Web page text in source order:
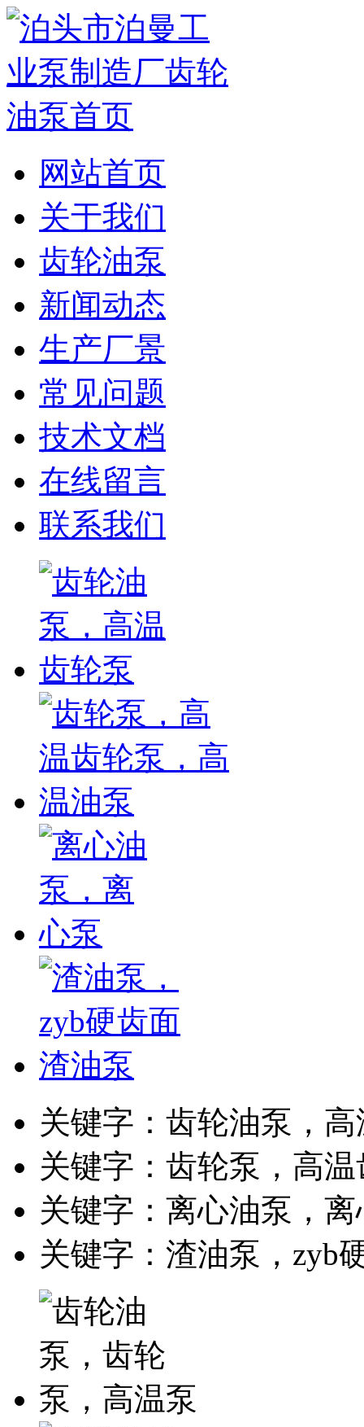
网站首页
关于我们
齿轮油泵
新闻动态
生产厂景
常见问题
技术文档
在线留言
联系我们
关键字：齿轮油泵，
关键字：齿轮泵，高
关键字：离心油泵，
关键字：渣油泵，zyb